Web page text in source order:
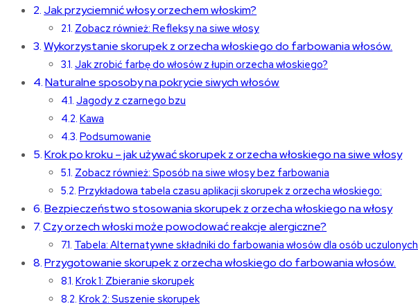
Jak przyciemnić włosy orzechem włoskim?
Zobacz również: Refleksy na siwe włosy
Wykorzystanie skorupek z orzecha włoskiego do farbowania włosów.
Jak zrobić farbę do włosów z łupin orzecha włoskiego?
Naturalne sposoby na pokrycie siwych włosów
Jagody z czarnego bzu
Kawa
Podsumowanie
Krok po kroku – jak używać skorupek z orzecha włoskiego na siwe włosy
Zobacz również: Sposób na siwe włosy bez farbowania
Przykładowa tabela czasu aplikacji skorupek z orzecha włoskiego:
Bezpieczeństwo stosowania skorupek z orzecha włoskiego na włosy
Czy orzech włoski może powodować reakcje alergiczne?
Tabela: Alternatywne składniki do farbowania włosów dla osób
Przygotowanie skorupek z orzecha włoskiego do farbowania włosów.
Krok 1: Zbieranie skorupek
Krok 2: Suszenie skorupek